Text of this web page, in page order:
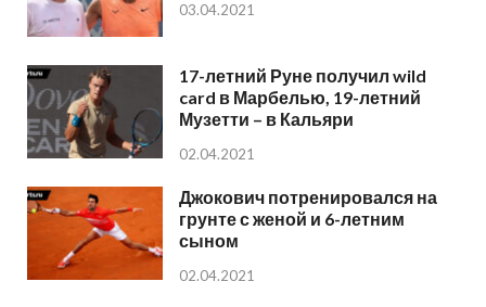
03.04.2021
17-летний Руне получил wild
card в Марбелью, 19-летний
Музетти – в Кальяри
02.04.2021
Джокович потренировался на
грунте с женой и 6-летним
сыном
02.04.2021